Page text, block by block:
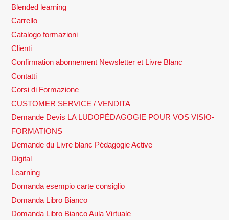
Blended learning
Carrello
Catalogo formazioni
Clienti
Confirmation abonnement Newsletter et Livre Blanc
Contatti
Corsi di Formazione
CUSTOMER SERVICE / VENDITA
Demande Devis LA LUDOPÉDAGOGIE POUR VOS VISIO-
FORMATIONS
Demande du Livre blanc Pédagogie Active
Digital
Learning
Domanda esempio carte consiglio
Domanda Libro Bianco
Domanda Libro Bianco Aula Virtuale